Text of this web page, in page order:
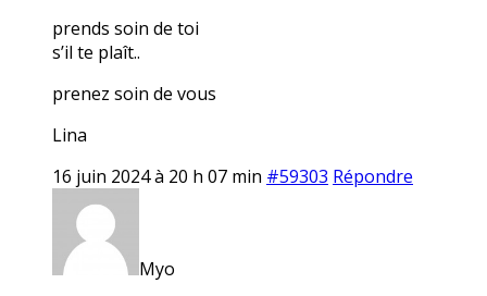
prends soin de toi
s’il te plaît..
prenez soin de vous
Lina
16 juin 2024 à 20 h 07 min #59303 Répondre
Myo